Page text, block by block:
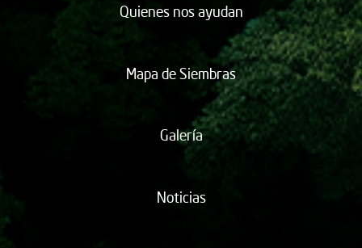
Quienes nos ayudan
Mapa de Siembras
Galería
Noticias